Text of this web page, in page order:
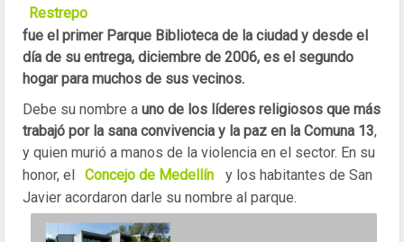
Restrepo
fue el primer Parque Biblioteca de la ciudad y desde el
día de su entrega, diciembre de 2006, es el segundo
hogar para muchos de sus vecinos.
Debe su nombre a uno de los líderes religiosos que más
trabajó por la sana convivencia y la paz en la Comuna 13,
y quien murió a manos de la violencia en el sector. En su
honor, el
Concejo de Medellín
y los habitantes de San
Javier acordaron darle su nombre al parque.